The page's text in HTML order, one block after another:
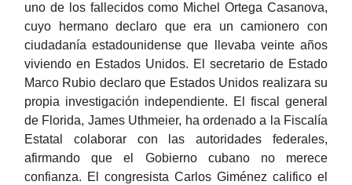
uno de los fallecidos como Michel Ortega Casanova,
cuyo hermano declaro que era un camionero con
ciudadanía estadounidense que llevaba veinte años
viviendo en Estados Unidos. El secretario de Estado
Marco Rubio declaro que Estados Unidos realizara su
propia investigación independiente. El fiscal general
de Florida, James Uthmeier, ha ordenado a la Fiscalía
Estatal colaborar con las autoridades federales,
afirmando que el Gobierno cubano no merece
confianza. El congresista Carlos Giménez califico el